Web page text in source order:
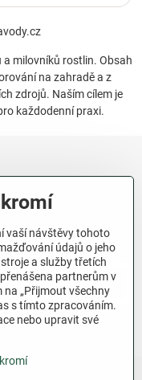
milovníků rostlin. Obsah
na zahradě a z
zdrojů. Naším cílem je
každodenní praxi.
Odebírat
vaší návštěvy tohoto
údajů o jeho
a služby třetích
partnerům v
na „Přijmout všechny
s tímto zpracováním.
nebo upravit své